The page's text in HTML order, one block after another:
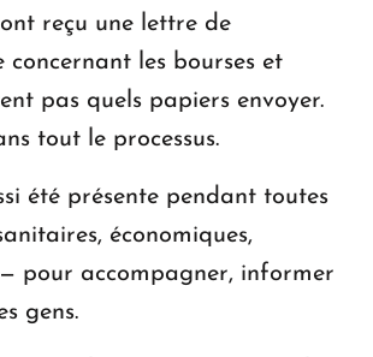
reçu une lettre de
concernant les bourses et
pas quels papiers envoyer.
tout le processus.
été présente pendant toutes
économiques,
pour accompagner, informer
gens.